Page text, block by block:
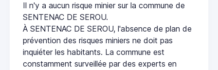
Il n'y a aucun risque minier sur la commune de
SENTENAC DE SEROU.
À SENTENAC DE SEROU, l'absence de plan de
prévention des risques miniers ne doit pas
inquiéter les habitants. La commune est
constamment surveillée par des experts en